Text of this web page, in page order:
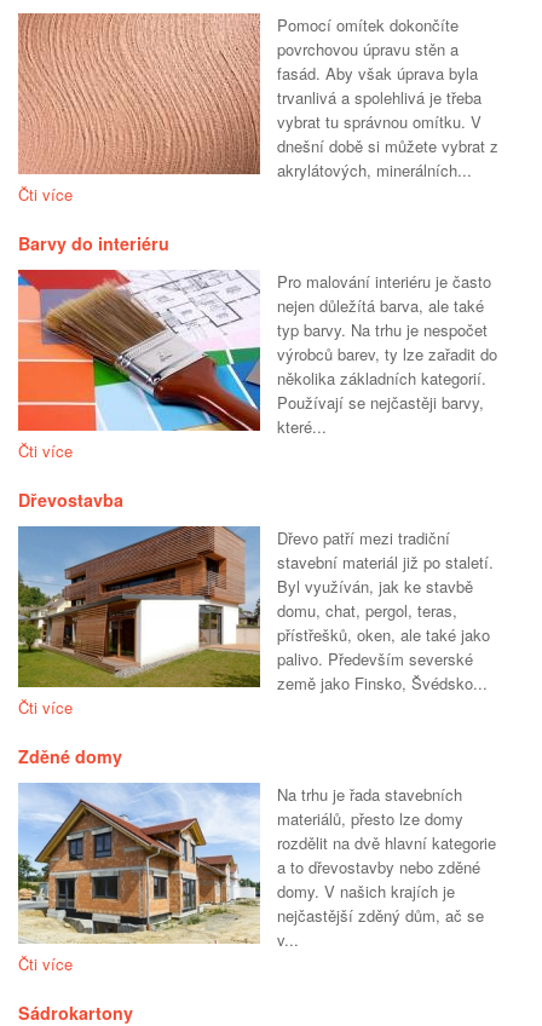
Pomocí omítek dokončíte
povrchovou úpravu stěn a
fasád. Aby však úprava byla
trvanlivá a spolehlivá je třeba
vybrat tu správnou omítku. V
dnešní době si můžete vybrat z
akrylátových, minerálních...
Čti více
Barvy do interiéru
Pro malování interiéru je často
nejen důležítá barva, ale také
typ barvy. Na trhu je nespočet
výrobců barev, ty lze zařadit do
několika základních kategorií.
Používají se nejčastěji barvy,
které...
Čti více
Dřevostavba
Dřevo patří mezi tradiční
stavební materiál již po staletí.
Byl využíván, jak ke stavbě
domu, chat, pergol, teras,
přístřešků, oken, ale také jako
palivo. Především severské
země jako Finsko, Švédsko...
Čti více
Zděné domy
Na trhu je řada stavebních
materiálů, přesto lze domy
rozdělit na dvě hlavní kategorie
a to dřevostavby nebo zděné
domy. V našich krajích je
nejčastější zděný dům, ač se
v...
Čti více
Sádrokartony